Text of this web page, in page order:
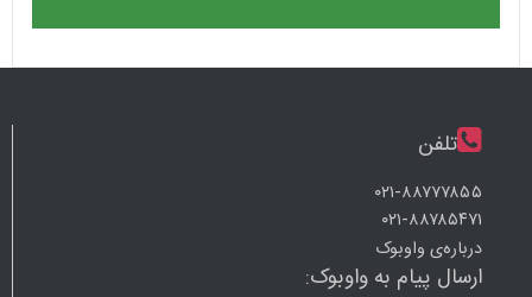
تلفن
۰۲۱-۸۸۷۷۷۸۵۵
۰۲۱-۸۸۷۸۵۴۷۱
درباره‌ی واوبوک
ارسال پیام به واوبوک: